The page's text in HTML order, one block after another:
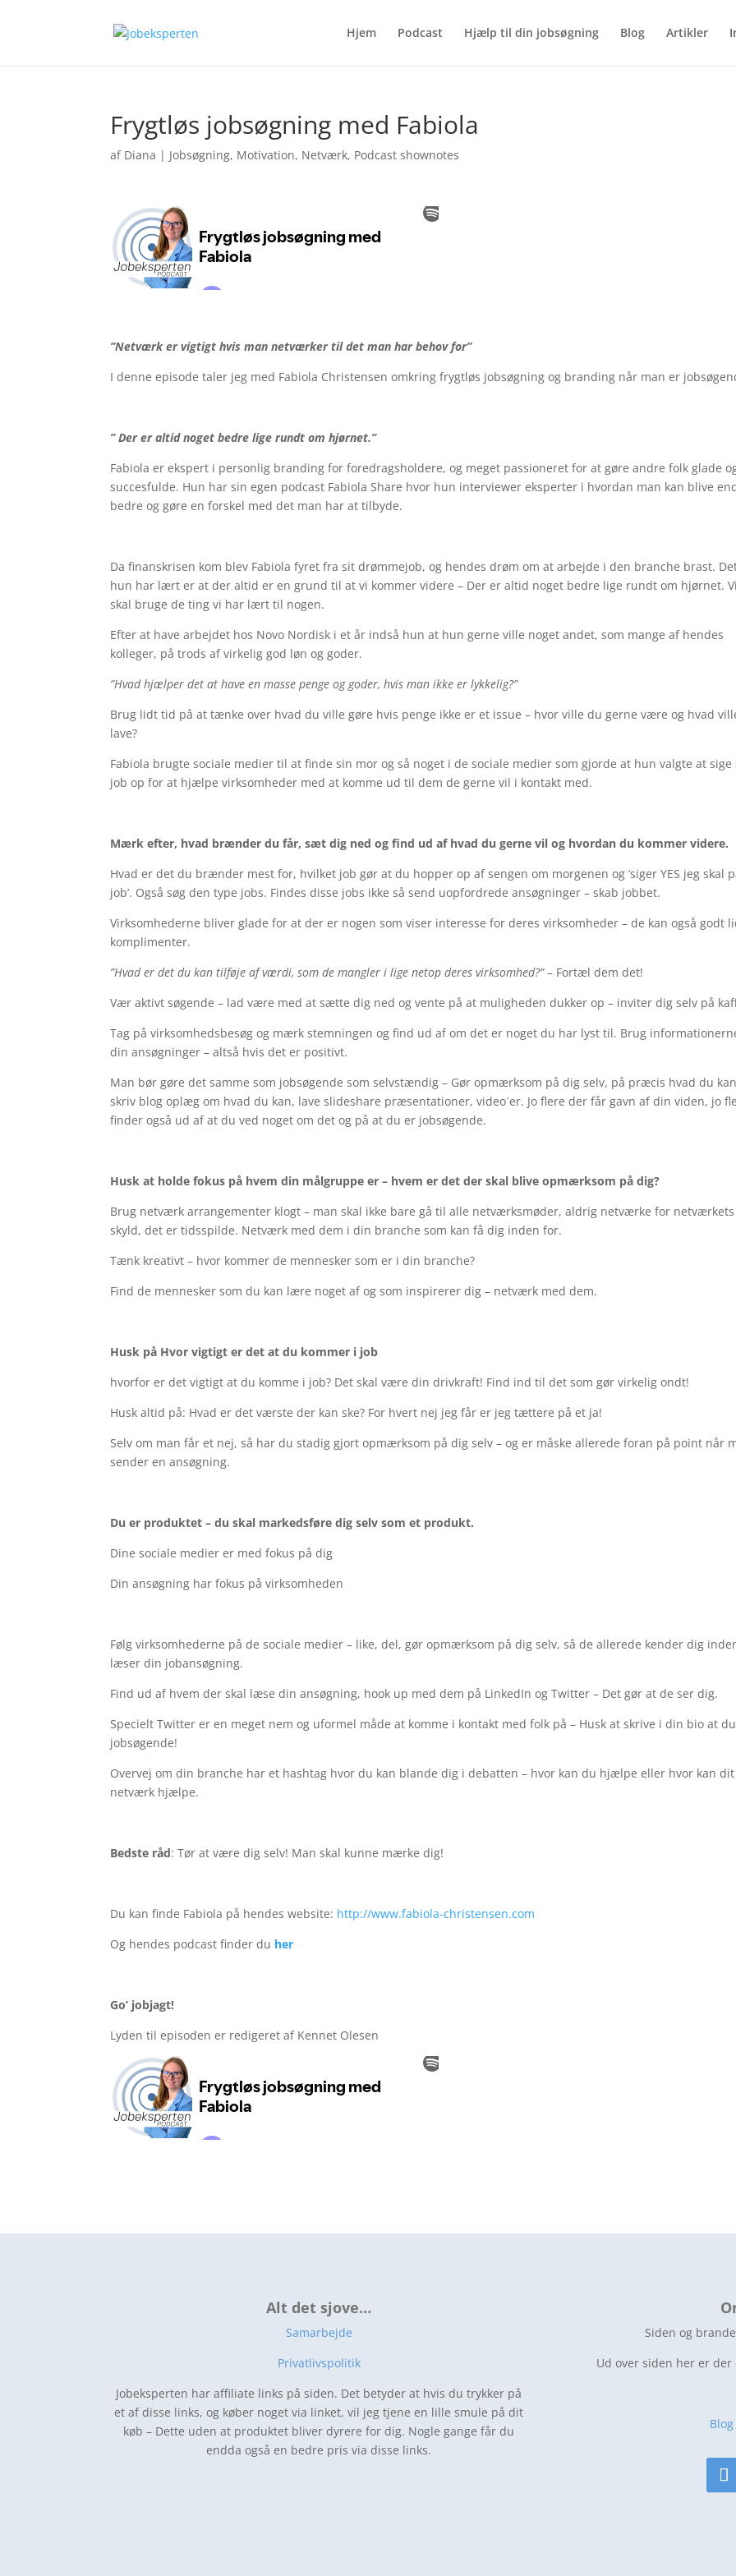
Hjem Podcast Hjælp til din jobsøgning Blog Artikler
Frygtløs jobsøgning med Fabiola
af Diana | Jobsøgning, Motivation, Netværk, Podcast shownotes
”Netværk er vigtigt hvis man netværker til det man har behov for”
I denne episode taler jeg med Fabiola Christensen omkring frygtløs jobsøgning og branding når man er
” Der er altid noget bedre lige rundt om hjørnet.”
Fabiola er ekspert i personlig branding for foredragsholdere, og meget passioneret for at gøre andre folk glade
succesfulde. Hun har sin egen podcast Fabiola Share hvor hun interviewer eksperter i hvordan man kan blive
bedre og gøre en forskel med det man har at tilbyde.
Da finanskrisen kom blev Fabiola fyret fra sit drømmejob, og hendes drøm om at arbejde i den branche brast.
hun har lært er at der altid er en grund til at vi kommer videre – Der er altid noget bedre lige rundt om hjørnet.
skal bruge de ting vi har lært til nogen.
Efter at have arbejdet hos Novo Nordisk i et år indså hun at hun gerne ville noget andet, som mange af hendes
kolleger, på trods af virkelig god løn og goder.
”Hvad hjælper det at have en masse penge og goder, hvis man ikke er lykkelig?”
Brug lidt tid på at tænke over hvad du ville gøre hvis penge ikke er et issue – hvor ville du gerne være og hvad
lave?
Fabiola brugte sociale medier til at finde sin mor og så noget i de sociale medier som gjorde at hun valgte at sige
job op for at hjælpe virksomheder med at komme ud til dem de gerne vil i kontakt med.
Mærk efter, hvad brænder du får, sæt dig ned og find ud af hvad du gerne vil og hvordan du kommer videre.
Hvad er det du brænder mest for, hvilket job gør at du hopper op af sengen om morgenen og ‘siger YES jeg skal
job’. Også søg den type jobs. Findes disse jobs ikke så send uopfordrede ansøgninger – skab jobbet.
Virksomhederne bliver glade for at der er nogen som viser interesse for deres virksomheder – de kan også godt
komplimenter.
”Hvad er det du kan tilføje af værdi, som de mangler i lige netop deres virksomhed?”– Fortæl dem det!
Vær aktivt søgende – lad være med at sætte dig ned og vente på at muligheden dukker op – inviter dig selv på
Tag på virksomhedsbesøg og mærk stemningen og find ud af om det er noget du har lyst til. Brug
din ansøgninger – altså hvis det er positivt.
Man bør gøre det samme som jobsøgende som selvstændig – Gør opmærksom på dig selv, på præcis hvad du
skriv blog oplæg om hvad du kan, lave slideshare præsentationer, video´er. Jo flere der får gavn af din viden, jo
finder også ud af at du ved noget om det og på at du er jobsøgende.
Husk at holde fokus på hvem din målgruppe er – hvem er det der skal blive opmærksom på dig?
Brug netværk arrangementer klogt – man skal ikke bare gå til alle netværksmøder, aldrig netværke for netværkets
skyld, det er tidsspilde. Netværk med dem i din branche som kan få dig inden for.
Tænk kreativt – hvor kommer de mennesker som er i din branche?
Find de mennesker som du kan lære noget af og som inspirerer dig – netværk med dem.
Husk på Hvor vigtigt er det at du kommer i job
hvorfor er det vigtigt at du komme i job? Det skal være din drivkraft! Find ind til det som gør virkelig ondt!
Husk altid på: Hvad er det værste der kan ske? For hvert nej jeg får er jeg tættere på et ja!
Selv om man får et nej, så har du stadig gjort opmærksom på dig selv – og er måske allerede foran på point når
sender en ansøgning.
Du er produktet – du skal markedsføre dig selv som et produkt.
Dine sociale medier er med fokus på dig
Din ansøgning har fokus på virksomheden
Følg virksomhederne på de sociale medier – like, del, gør opmærksom på dig selv, så de allerede kender dig
læser din jobansøgning.
Find ud af hvem der skal læse din ansøgning, hook up med dem på LinkedIn og Twitter – Det gør at de ser dig.
Specielt Twitter er en meget nem og uformel måde at komme i kontakt med folk på – Husk at skrive i din bio at
jobsøgende!
Overvej om din branche har et hashtag hvor du kan blande dig i debatten – hvor kan du hjælpe eller hvor kan dit
netværk hjælpe.
Bedste råd: Tør at være dig selv! Man skal kunne mærke dig!
Du kan finde Fabiola på hendes website: http://www.fabiola-christensen.com
Og hendes podcast finder du her
Go’ jobjagt!
Lyden til episoden er redigeret af Kennet Olesen
Alt det sjove…
Samarbejde
Privatlivspolitik
Jobeksperten har affiliate links på siden. Det betyder at hvis du trykker på
et af disse links, og køber noget via linket, vil jeg tjene en lille smule på dit
køb – Dette uden at produktet bliver dyrere for dig. Nogle gange får du
endda også en bedre pris via disse links.
Siden og
Ud over siden her er